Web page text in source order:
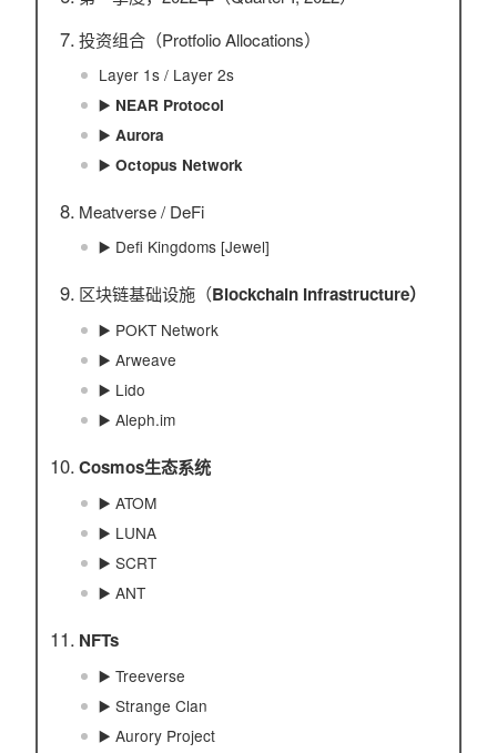
投资组合（Protfolio Allocations）
Layer 1s / Layer 2s
▶️ NEAR Protocol
▶️Aurora
▶️Octopus Network
Meatverse / DeFi
▶️ Defi Kingdoms [Jewel]
区块链基础设施（Blockchain Infrastructure）
▶️ POKT Network
▶️ Arweave
▶️ Lido
▶️ Aleph.im
Cosmos生态系统
▶️ ATOM
▶️ LUNA
▶️ SCRT
▶️ ANT
NFTs
▶️ Treeverse
▶️ Strange Clan
▶️ Aurory Project